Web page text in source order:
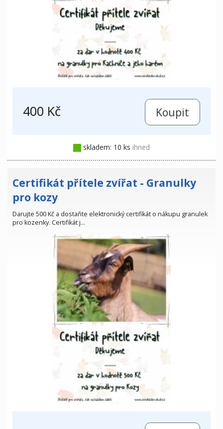
400 Kč
skladem: 10 ks ihned
Certifikát přítele zvířat - Granulky
pro kozy
Darujte 500 Kč a dostaňte elektronický certifikát o nákupu granulek
pro kozenky. Certifikát j…